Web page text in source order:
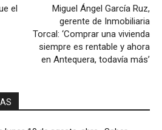
el
Miguel Ángel García Ruz,
gerente de Inmobiliaria
Torcal: ‘Comprar una vivienda
siempre es rentable y ahora
en Antequera, todavía más’